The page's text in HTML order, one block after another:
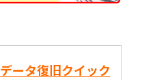
データ復旧クイック